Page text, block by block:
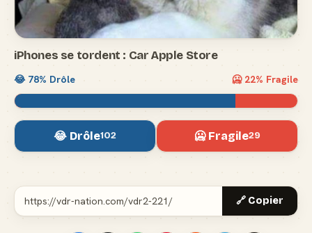
iPhones se tordent : Car Apple Store
😂 78% Drôle 🥶 22% Fragile
😂 Drôle102 🥶 Fragile29
🔗 Copier